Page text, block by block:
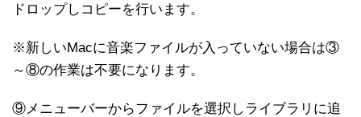
ドロップしコピーを行います。
※新しいMacに音楽ファイルが入っていない場合は③
～⑧の作業は不要になります。
⑨メニューバーからファイルを選択しライブラリに追